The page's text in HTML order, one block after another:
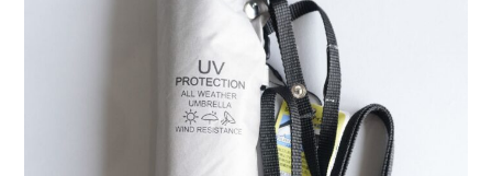
BARAILLE＆GARMENTS【バライルアンドガーメンツ】